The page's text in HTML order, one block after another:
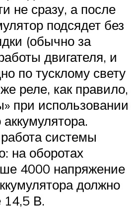
не сразу, а после
подсядет без
(обычно за
двигателя, и
по тусклому свету
реле, как правило,
при использовании
системы
на оборотах
4000 напряжение
должно
14,5 В.